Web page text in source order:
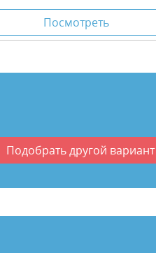
Посмотреть
Подобратьдругой вариант